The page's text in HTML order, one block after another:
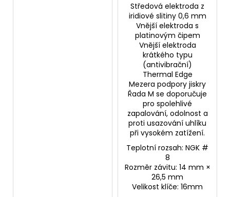
Středová elektroda z
iridiové slitiny 0,6 mm
Vnější elektroda s
platinovým čipem
Vnější elektroda
krátkého typu
(antivibrační)
Thermal Edge
Mezera podpory jiskry
Řada M se doporučuje
pro spolehlivé
zapalování, odolnost a
proti usazování uhlíku
při vysokém zatížení.
Teplotní rozsah: NGK #
8
Rozměr závitu: 14 mm ×
26,5 mm
Velikost klíče: 16mm